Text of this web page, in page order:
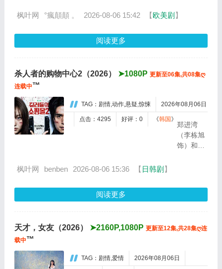
对抗中反
缠、爱...
苏拉·
兄妹
的反
婚
了，
他们
踏上
了寻
的漫
枫叶网 °瘋顛顛 。 2026-08-06 15:42 【欧美剧 】
阅读更多
杀人者的购物中心2（2026） ➤1080P 更新至06集,共08集ღ
连载中™
TAG：剧情,动作,悬疑,惊悚 2026年08月06日
点击：4295 好评：0 《韩国 》
郑进湾
（李栋旭
饰）和郑
度联手，
疯狂升
理、冈田
将生强势
枫叶网 benben 2026-08-06 15:36 【 日韩剧 】
阅读更多
天才，女友（2026） ➤2160P,1080P 更新至12集,共28集ღ连
载中™
TAG：剧情,爱情 2026年08月06日